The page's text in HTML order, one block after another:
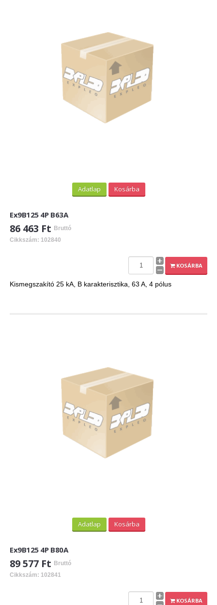
Adatlap Kosárba
Ex9B125 4P B63A
86 463 Ft Bruttó
Cikkszám: 102840
KOSÁRBA
Kismegszakító 25 kA, B karakterisztika, 63 A, 4 pólus
Adatlap Kosárba
Ex9B125 4P B80A
89 577 Ft Bruttó
Cikkszám: 102841
KOSÁRBA